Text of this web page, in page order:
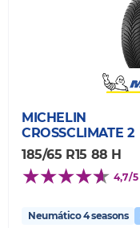
MICHELIN
CROSSCLIMATE 2
185/65 R15 88 H
4,7/5
Neumático 4 seasons